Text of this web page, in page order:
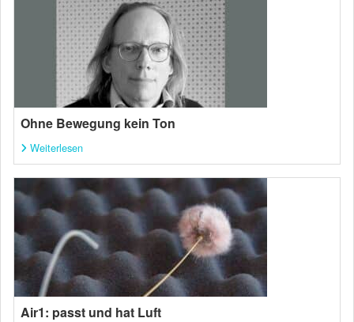
Ohne Bewegung kein Ton
Weiterlesen
Air1: passt und hat Luft